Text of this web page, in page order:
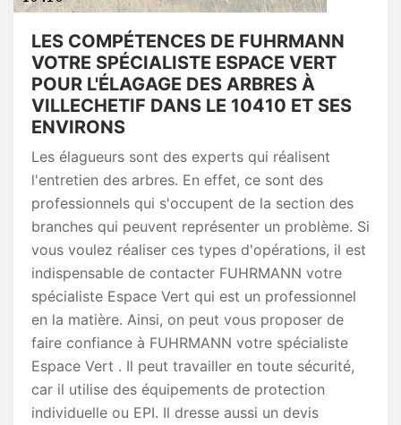
LES COMPÉTENCES DE FUHRMANN
VOTRE SPÉCIALISTE ESPACE VERT
POUR L'ÉLAGAGE DES ARBRES À
VILLECHETIF DANS LE 10410 ET SES
ENVIRONS
Les élagueurs sont des experts qui réalisent
l'entretien des arbres. En effet, ce sont des
professionnels qui s'occupent de la section des
branches qui peuvent représenter un problème. Si
vous voulez réaliser ces types d'opérations, il est
indispensable de contacter FUHRMANN votre
spécialiste Espace Vert qui est un professionnel
en la matière. Ainsi, on peut vous proposer de
faire confiance à FUHRMANN votre spécialiste
Espace Vert . Il peut travailler en toute sécurité,
car il utilise des équipements de protection
individuelle ou EPI. Il dresse aussi un devis